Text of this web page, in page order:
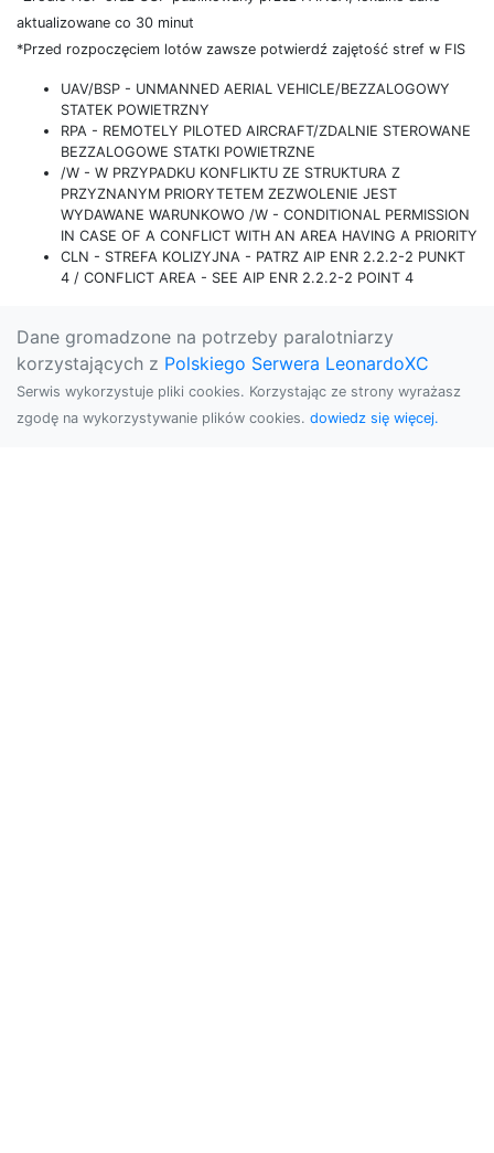
aktualizowane co 30 minut
*Przed rozpoczęciem lotów zawsze potwierdź zajętość stref w FIS
UAV/BSP - UNMANNED AERIAL VEHICLE/BEZZALOGOWY
STATEK POWIETRZNY
RPA - REMOTELY PILOTED AIRCRAFT/ZDALNIE STEROWANE
BEZZALOGOWE STATKI POWIETRZNE
/W - W PRZYPADKU KONFLIKTU ZE STRUKTURA Z
PRZYZNANYM PRIORYTETEM ZEZWOLENIE JEST
WYDAWANE WARUNKOWO /W - CONDITIONAL PERMISSION
IN CASE OF A CONFLICT WITH AN AREA HAVING A PRIORITY
CLN - STREFA KOLIZYJNA - PATRZ AIP ENR 2.2.2-2 PUNKT
4 / CONFLICT AREA - SEE AIP ENR 2.2.2-2 POINT 4
Dane gromadzone na potrzeby paralotniarzy
korzystających z Polskiego Serwera LeonardoXC
Serwis wykorzystuje pliki cookies. Korzystając ze strony wyrażasz
zgodę na wykorzystywanie plików cookies. dowiedz się więcej.